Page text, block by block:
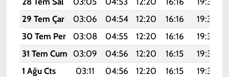
29 Tem Çar
03:06 04:54 12:20 16:16 19:37
30 Tem Per
03:08 04:55 12:20 16:16
19:36
31 Tem Cum
03:09 04:56 12:20 16:15
19:35
1 Ağu Cts
03:11 04:56 12:20 16:15
19:34